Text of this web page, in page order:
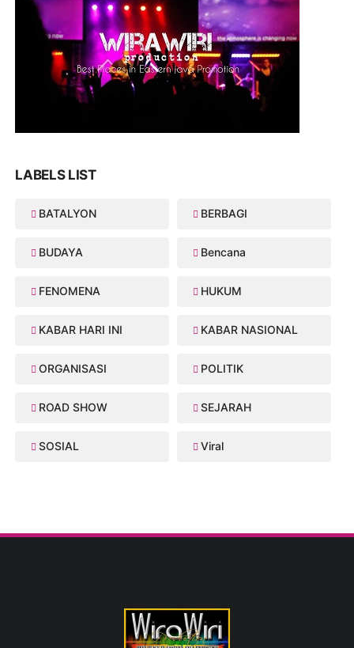
LABELS LIST
BATALYON BERBAGI
BUDAYA Bencana
FENOMENA HUKUM
KABAR HARI INI KABAR NASIONAL
ORGANISASI POLITIK
ROAD SHOW SEJARAH
SOSIAL Viral